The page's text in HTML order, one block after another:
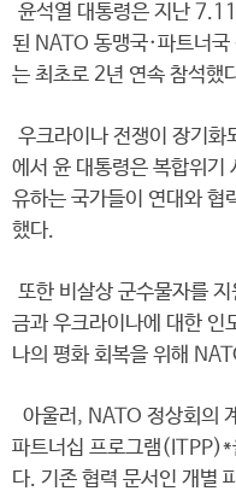
윤석열 대통령은 지난
된 NATO 동맹국·파트너국
는 최초로 2년 연속 참석했
우크라이나 전쟁이 장기화
에서 윤 대통령은 복합위기
유하는 국가들이 연대와 협
했다.
또한 비살상 군수물자를
금과 우크라이나에 대한 인
나의 평화 회복을 위해
아울러, NATO 정상회의
파트너십 프로그램(ITPP)*
다. 기존 협력 문서인 개별